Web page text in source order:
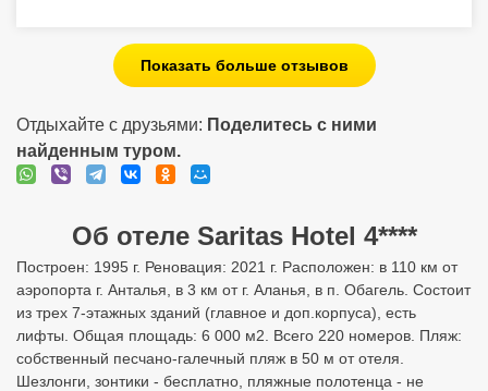
Показать больше отзывов
Отдыхайте с друзьями: Поделитесь с ними
найденным туром.
Об отеле Saritas Hotel 4****
Построен: 1995 г. Реновация: 2021 г. Расположен: в 110 км от
аэропорта г. Анталья, в 3 км от г. Аланья, в п. Обагель. Состоит
из трех 7-этажных зданий (главное и доп.корпуса), есть
лифты. Общая площадь: 6 000 м2. Всего 220 номеров. Пляж:
собственный песчано-галечный пляж в 50 м от отеля.
Шезлонги, зонтики - бесплатно, пляжные полотенца - не